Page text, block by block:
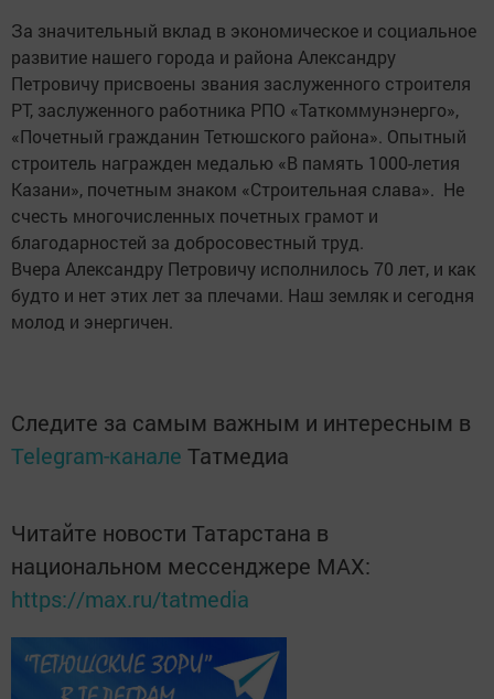
За значительный вклад в экономическое и социальное
развитие нашего города и района Александру
Петровичу присвоены звания заслуженного строителя
РТ, заслуженного работника РПО «Таткоммун­энерго»,
«Почетный гражданин Тетюшского района». Опытный
строитель награжден медалью «В память 1000-летия
Казани», почетным знаком «Строительная слава». Не
счесть многочисленных почетных грамот и
благодарностей за доб­росовестный труд.
Вчера Александру Петровичу исполнилось 70 лет, и как
будто и нет этих лет за плечами. Наш земляк и сегодня
молод и энергичен.
Следите за самым важным и интересным в
Telegram-канале Татмедиа
Читайте новости Татарстана в
национальном мессенджере MАХ:
https://max.ru/tatmedia